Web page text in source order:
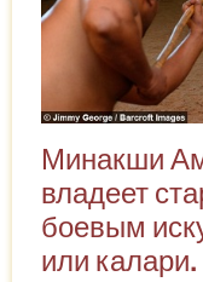
Минакши
владеет
боевым
или калари.